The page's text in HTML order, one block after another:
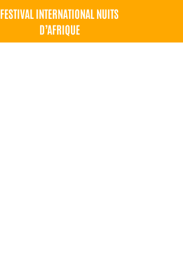
FESTIVAL INTERNATIONAL NUITS
D’AFRIQUE